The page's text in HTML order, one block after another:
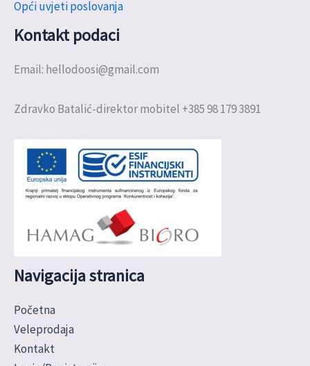
Opći uvjeti poslovanja
Kontakt podaci
Email: hellodoosi@gmail.com
Zdravko Batalić-direktor mobitel +385 98 179 3891
Navigacija stranica
Početna
Veleprodaja
Kontakt